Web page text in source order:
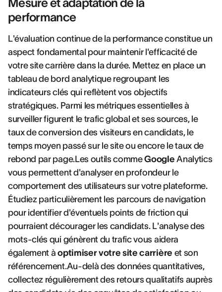
Mesure et adaptation de la
performance
L'évaluation continue de la performance constitue un
aspect fondamental pour maintenir l'efficacité de
votre site carrière dans la durée. Mettez en place un
tableau de bord analytique regroupant les
indicateurs clés qui reflètent vos objectifs
stratégiques. Parmi les métriques essentielles à
surveiller figurent le trafic global et ses sources, le
taux de conversion des visiteurs en candidats, le
temps moyen passé sur le site ou encore le taux de
rebond par page.Les outils commeGoogle Analytics
vous permettent d'analyser en profondeur le
comportement des utilisateurs sur votre plateforme.
Étudiez particulièrement les parcours de navigation
pour identifier d'éventuels points de friction qui
pourraient décourager les candidats. L'analyse des
mots-clés qui génèrent du trafic vous aidera
également àoptimiser votre site carrière et son
référencement.Au-delà des données quantitatives,
collectez régulièrement des retours qualitatifs auprès